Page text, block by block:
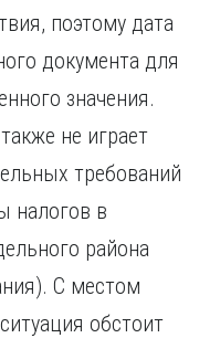
поэтому дата
документа для
значения.
не играет
требований
налогов в
района
С местом
обстоит